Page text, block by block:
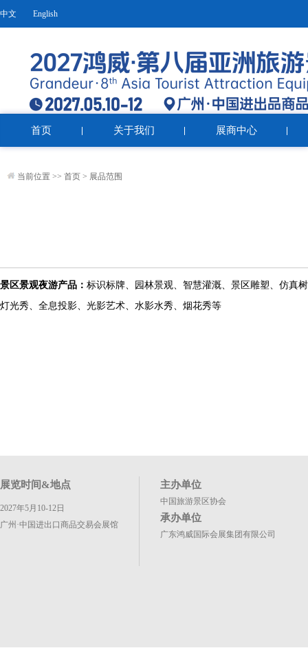
中文 English
首页 关于我们 展商中心
当前位置 >> 首页 > 展品范围
景区景观夜游产品： 标识标牌、园林景观、智慧灌溉、景区雕塑、仿真
灯光秀、全息投影、光影艺术、水影水秀、烟花秀等
展览时间&地点
2027年5月10-12日
广州·中国进出口商品交易会展馆
主办单位
中国旅游景区协会
承办单位
广东鸿威国际会展集团有限公司